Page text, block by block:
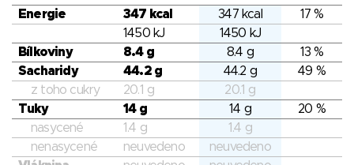
Energie 347 kcal 347 kcal
17 %
1450 kJ
1450 kJ
Bílkoviny
8.4 g 8.4 g
13 %
Sacharidy
44.2 g 44.2 g
49 %
z toho cukry
20.1 g
20.1 g
Tuky
14 g 14 g
20 %
nasycené
1.4 g
1.4 g
nenasycené
neuvedeno
neuvedeno